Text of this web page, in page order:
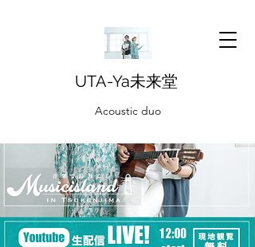
UTA-Ya未来堂
Acoustic duo